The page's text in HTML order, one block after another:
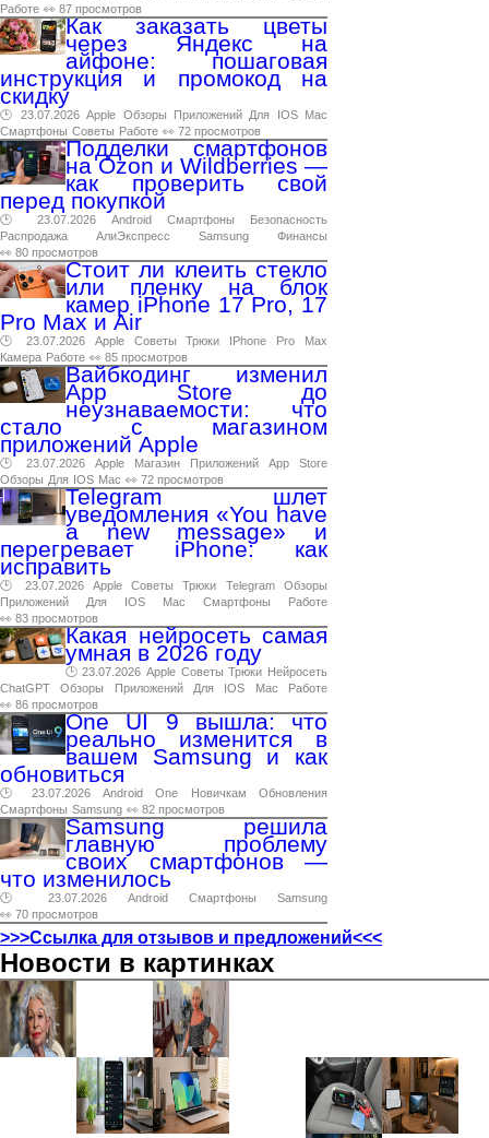
Работе 👀 87 просмотров
Как заказать цветы
через Яндекс на
айфоне: пошаговая
инструкция и промокод на
скидку
🕑 23.07.2026 Apple Обзоры Приложений Для IOS
Mac
Смартфоны Советы Работе 👀 72 просмотров
Подделки смартфонов
на Ozon и Wildberries —
как проверить свой
перед покупкой
🕑 23.07.2026 Android Смартфоны
Безопасность
Распродажа
АлиЭкспресс Samsung
Финансы
👀 80 просмотров
Стоит ли клеить стекло
или пленку на блок
камер iPhone 17 Pro, 17
Pro Max и Air
🕑 23.07.2026 Apple Советы Трюки IPhone Pro
Max
Камера Работе 👀 85 просмотров
Вайбкодинг изменил
App Store до
неузнаваемости: что
стало с магазином
приложений Apple
🕑 23.07.2026 Apple Магазин Приложений App
Store
Обзоры Для IOS Mac 👀 72 просмотров
Telegram шлет
уведомления «You have
a new message» и
перегревает iPhone: как
исправить
🕑 23.07.2026 Apple Советы Трюки Telegram
Обзоры
Приложений
Для IOS Mac Смартфоны
Работе
👀 83 просмотров
Какая нейросеть самая
умная в 2026 году
🕑 23.07.2026 Apple Советы Трюки Нейросеть
ChatGPT
Обзоры Приложений Для IOS Mac
Работе
👀 86 просмотров
One UI 9 вышла: что
реально изменится в
вашем Samsung и как
обновиться
🕑 23.07.2026 Android One Новичкам
Обновления
Смартфоны Samsung 👀 82 просмотров
Samsung решила
главную проблему
своих смартфонов —
что изменилось
🕑 23.07.2026 Android Смартфоны
Samsung
👀 70 просмотров
>>>Ссылка для отзывов и предложений<<<
Новости в картинках